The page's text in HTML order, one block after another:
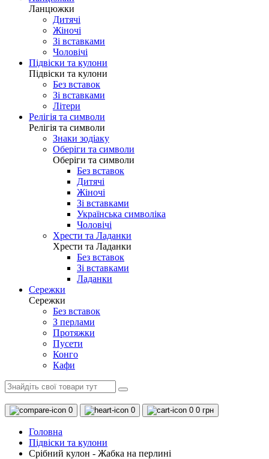
Ланцюжки
Дитячі
Жіночі
Зі вставками
Чоловічі
Підвіски та кулони
Підвіски та кулони
Без вставок
Зі вставками
Літери
Релігія та символи
Релігія та символи
Знаки зодіаку
Оберіги та символи
Оберіги та символи
Без вставок
Дитячі
Жіночі
Зі вставками
Українська символіка
Чоловічі
Хрести та Ладанки
Хрести та Ладанки
Без вставок
Зі вставками
Ладанки
Сережки
Сережки
Без вставок
З перлами
Протяжки
Пусети
Конго
Кафи
0 0 0 0 грн
Головна
Підвіски та кулони
Срібний кулон - Жабка на перлині